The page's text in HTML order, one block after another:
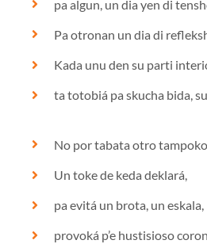
pa algun, un dia yen di
Pa otronan un dia di
Kada unu den su parti
ta totobiá pa skucha bida,
No por tabata otro tampoko.
Un toke de keda deklará,
pa evitá un brota, un eskala,
provoká p’e hustisioso